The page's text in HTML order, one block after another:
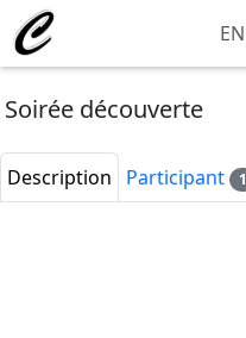
EN
Soirée découverte
Description Participant 1